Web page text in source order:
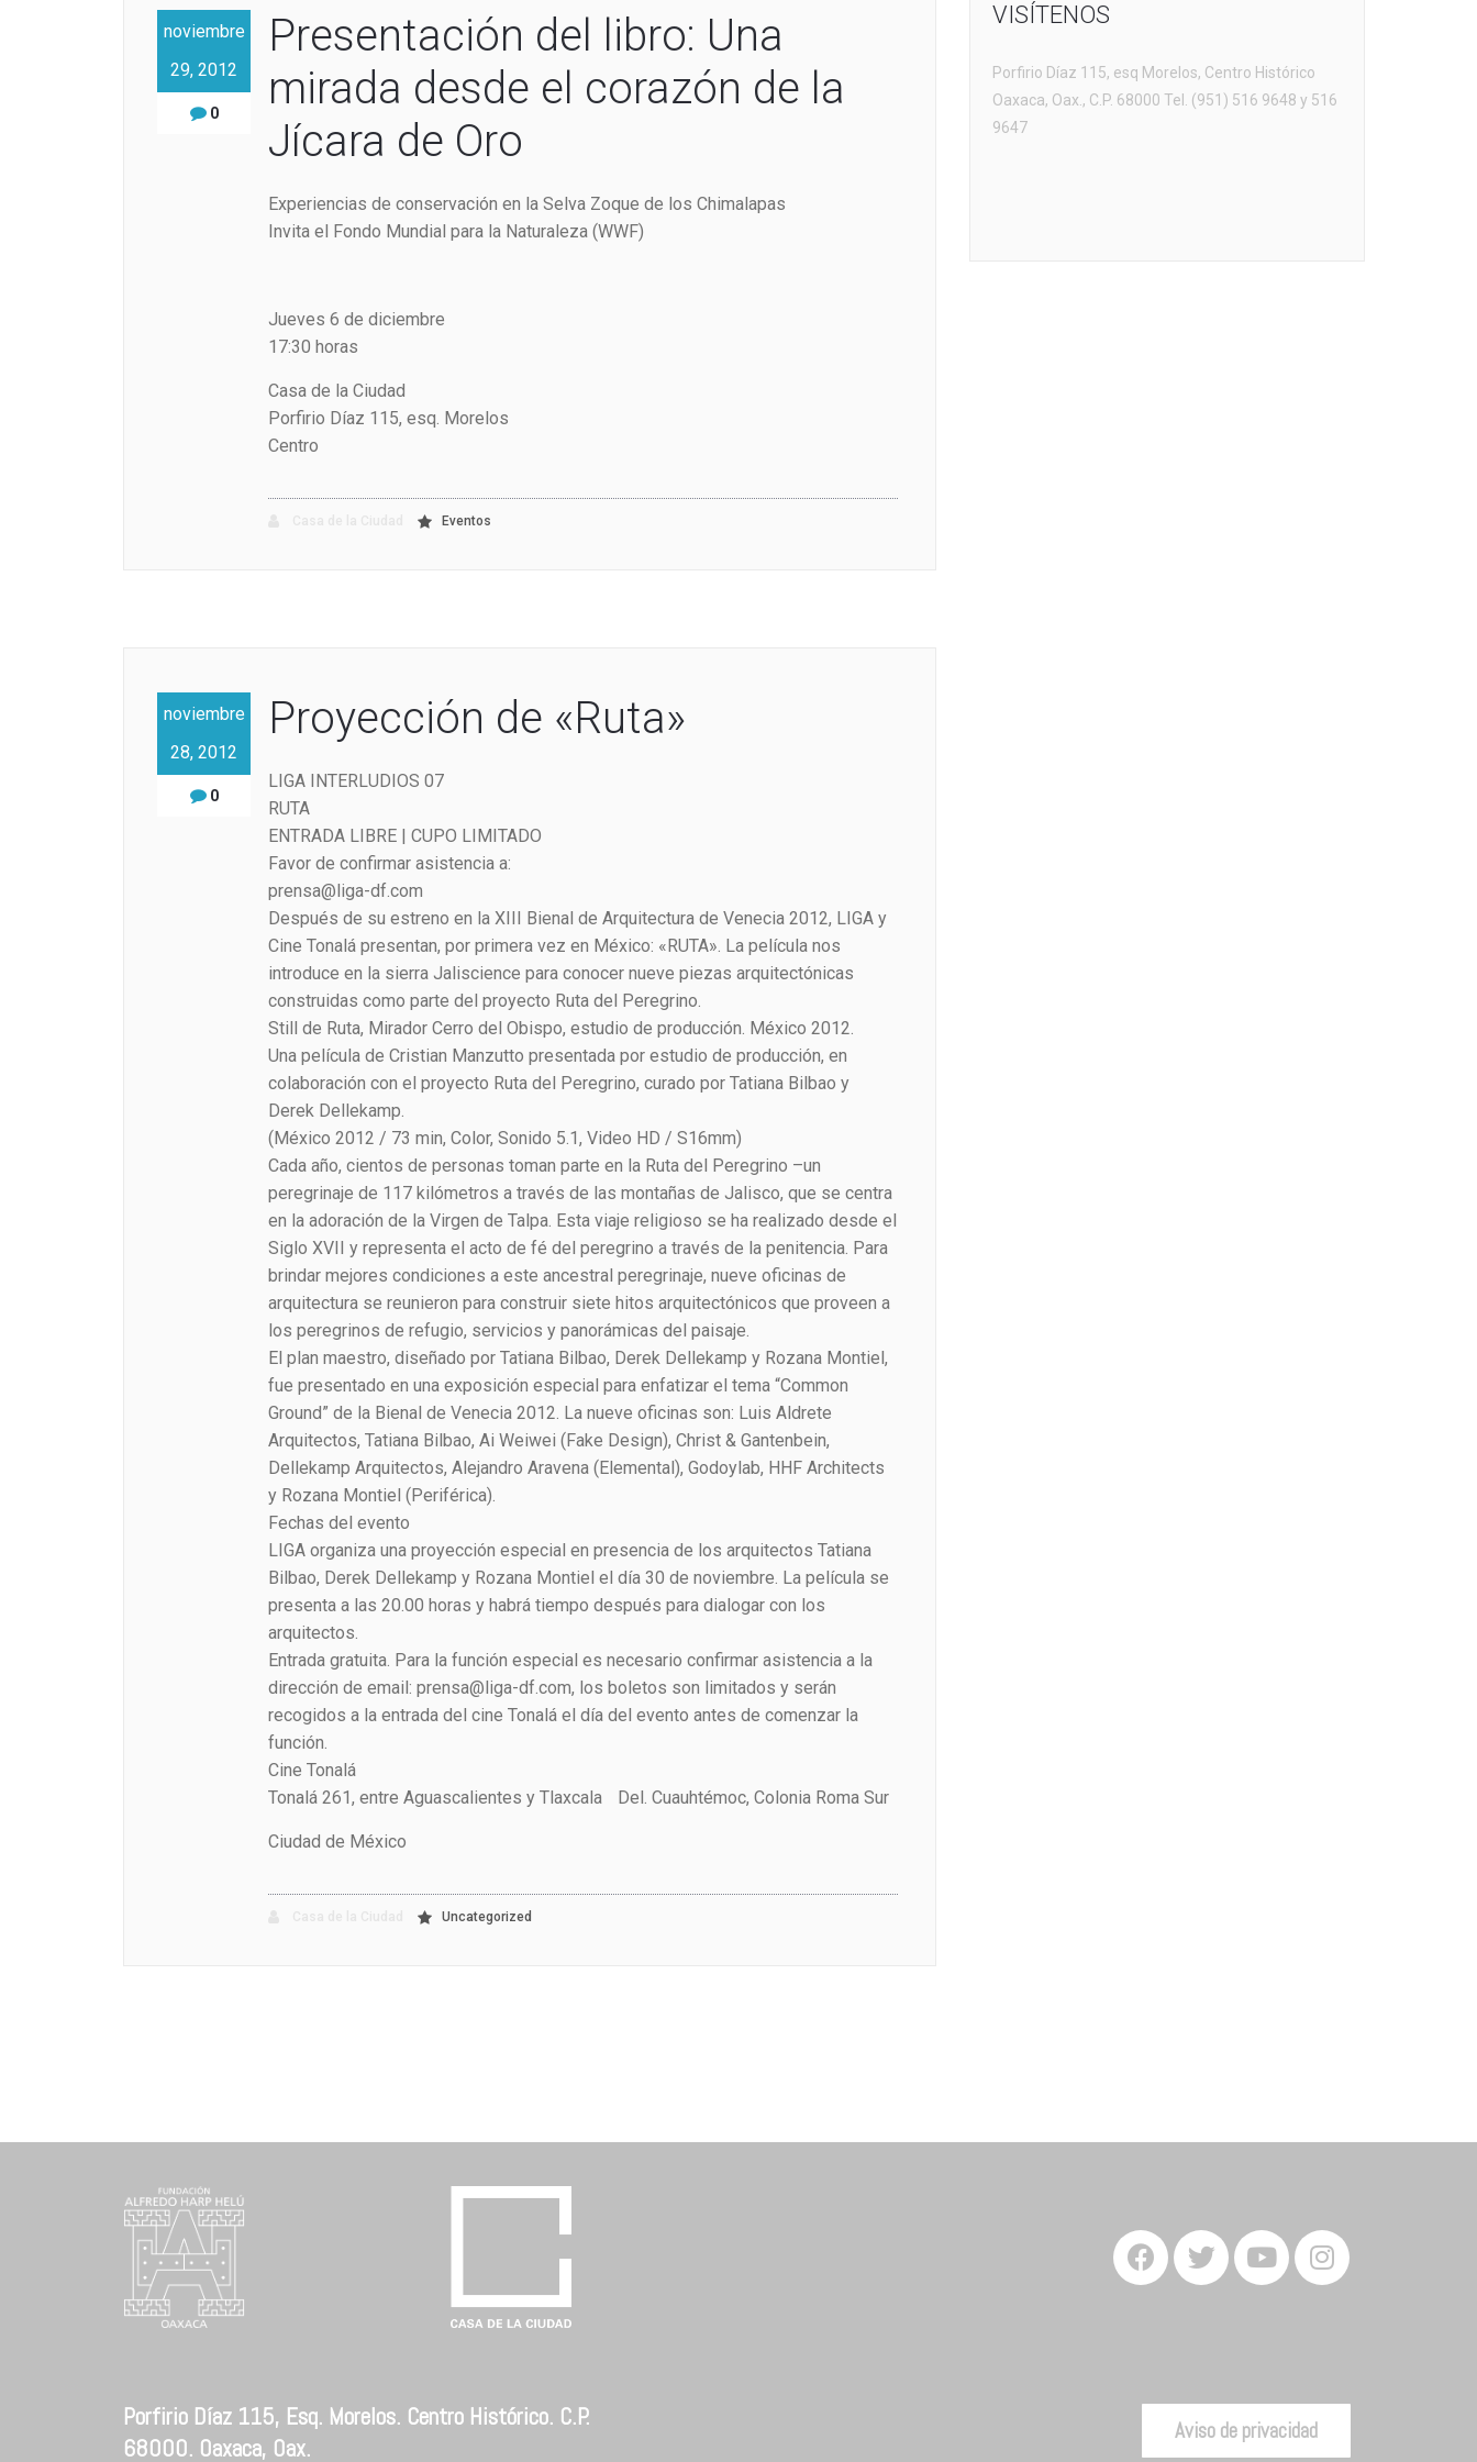
noviembre
29, 2012
0
Presentación del libro: Una
mirada desde el corazón de la
Jícara de Oro
Experiencias de conservación en la Selva Zoque de los Chimalapas
Invita el Fondo Mundial para la Naturaleza (WWF)
Jueves 6 de diciembre
17:30 horas
Casa de la Ciudad
Porfirio Díaz 115, esq. Morelos
Centro
Eventos
noviembre
28, 2012
0
Proyección de «Ruta»
LIGA INTERLUDIOS 07
RUTA
ENTRADA LIBRE | CUPO LIMITADO
Favor de confirmar asistencia a:
prensa@liga-df.com
Después de su estreno en la XIII Bienal de Arquitectura de Venecia 2012, LIGA y
Cine Tonalá presentan, por primera vez en México: «RUTA». La película nos
introduce en la sierra Jaliscience para conocer nueve piezas arquitectónicas
construidas como parte del proyecto Ruta del Peregrino.
Still de Ruta, Mirador Cerro del Obispo, estudio de producción. México 2012.
Una película de Cristian Manzutto presentada por estudio de producción, en
colaboración con el proyecto Ruta del Peregrino, curado por Tatiana Bilbao y
Derek Dellekamp.
(México 2012 / 73 min, Color, Sonido 5.1, Video HD / S16mm)
Cada año, cientos de personas toman parte en la Ruta del Peregrino –un
peregrinaje de 117 kilómetros a través de las montañas de Jalisco, que se centra
en la adoración de la Virgen de Talpa. Esta viaje religioso se ha realizado desde el
Siglo XVII y representa el acto de fé del peregrino a través de la penitencia. Para
brindar mejores condiciones a este ancestral peregrinaje, nueve oficinas de
arquitectura se reunieron para construir siete hitos arquitectónicos que proveen a
los peregrinos de refugio, servicios y panorámicas del paisaje.
El plan maestro, diseñado por Tatiana Bilbao, Derek Dellekamp y Rozana Montiel,
fue presentado en una exposición especial para enfatizar el tema “Common
Ground” de la Bienal de Venecia 2012. La nueve oficinas son: Luis Aldrete
Arquitectos, Tatiana Bilbao, Ai Weiwei (Fake Design), Christ & Gantenbein,
Dellekamp Arquitectos, Alejandro Aravena (Elemental), Godoylab, HHF Architects
y Rozana Montiel (Periférica).
Fechas del evento
LIGA organiza una proyección especial en presencia de los arquitectos Tatiana
Bilbao, Derek Dellekamp y Rozana Montiel el día 30 de noviembre. La película se
presenta a las 20.00 horas y habrá tiempo después para dialogar con los
arquitectos.
Entrada gratuita. Para la función especial es necesario confirmar asistencia a la
dirección de email: prensa@liga-df.com, los boletos son limitados y serán
recogidos a la entrada del cine Tonalá el día del evento antes de comenzar la
función.
Cine Tonalá
Tonalá 261, entre Aguascalientes y Tlaxcala Del. Cuauhtémoc, Colonia Roma Sur
Ciudad de México
Uncategorized
VISÍTENOS
Porfirio Díaz 115, esq Morelos, Centro Histórico
Oaxaca, Oax., C.P. 68000 Tel. (951) 516 9648 y 516
9647
Porfirio Díaz 115, Esq. Morelos. Centro Histórico. C.P.
68000. Oaxaca, Oax.
Aviso de privacidad